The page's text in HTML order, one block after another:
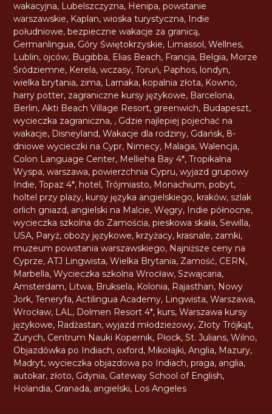
wakacyjna, Lubelszczyzna, Henipa,powstanie
warszawskie, Kaplan,wioska turystyczna, Indie
południowe, bezpieczne wakacje za granicą,
Germanlingua, Góry Świętokrzyskie, Limassol ,Wellnes,
Lublin, ojców, Bugibba, Elias Beach, Francja, Belgia, Morze
Śródziemne, Kerela,wczasy,Toruń, Paphos, londyn,
wielka brytania, zima, Larnaka, kopalnia złota, Kowno,
harry potter, zagraniczne kursy językowe, Barcelona,
Berlin,Akti Beach Village Resort, greenwich, Budapeszt,
wycieczka zagraniczna, , Gdzie najlepiej pojechać na
wakacje, Disneyland,Wakacje dla rodziny, Gdańsk, 8-
dniowe wycieczki na Cypr, Nimecy, Malaga,Walencja,
Colon Language Center, Mellieha Bay 4*,Tropikalna
Wyspa,warszawa,powierzchnia Cypru,wyjazd grupowy
Indie,Topaz 4*, hotel ,Trójmiasto, Monachium,pobyt,
holtel przy plaży, kursy języka angielskiego, kraków,szlak
orlich gniazd, angielski na Malcie,Węgry, Indie północne,
wycieczka szkolna do Zamościa,pieskowa skała,Sewilla,
USA, Paryż, obozy językowe, krzyżacy, krasnale, zamki,
muzeum powstania warszawskiego, Najniższe ceny na
Cyprze,ATJ Lingwista,Wielka Brytania, Zamość, CERN ,
Marbella,Wycieczka szkolna Wrocław,Szwajcaria,
Amsterdam, Litwa, Bruksela, Kolonia, Rajasthan, Nowy
Jork,Teneryfa,Actilingua Academy, Lingwista,Warszawa,
Wrocław, LAL, Dolmen Resort 4*, kurs,Warszawa kursy
językowe, Radżastan,wyjazd młodzieżowy, Złoty Trójkąt,
Zurych, Centrum Nauki Kopernik, Płock,St. Julians,Wilno,
Objazdówka po Indiach, oxford, Mikołajki,Anglia, Mazury,
Madryt,wycieczka objazdowa po Indiach,praga, anglia,
autokar, złoto, Gdynia, Gateway School of English,
Holandia, Granada, angielski, Los Angeles